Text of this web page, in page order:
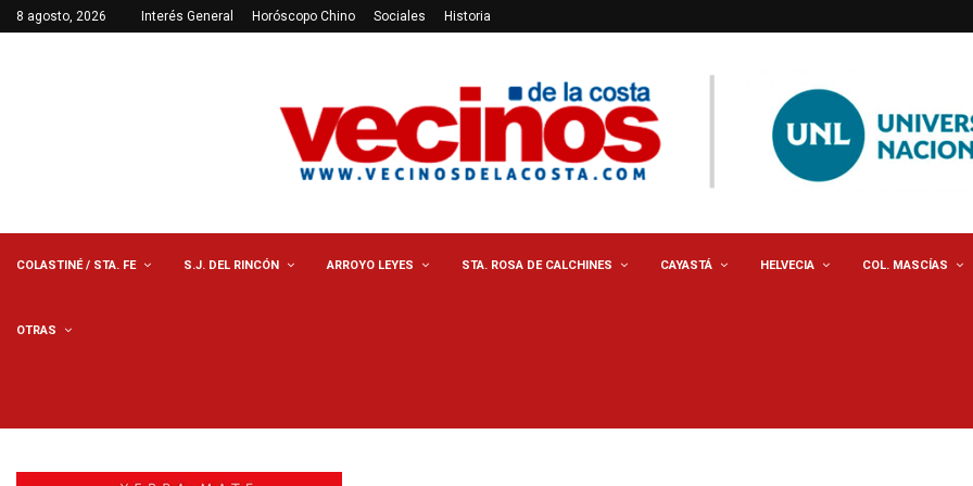
8 agosto, 2026 Interés General Horóscopo Chino Sociales Historia
COLASTINÉ / STA. FE S.J. DEL RINCÓN ARROYO LEYES STA. ROSA DE CALCHINES CAYASTÁ HELVECIA COL. MASCÍAS
OTRAS